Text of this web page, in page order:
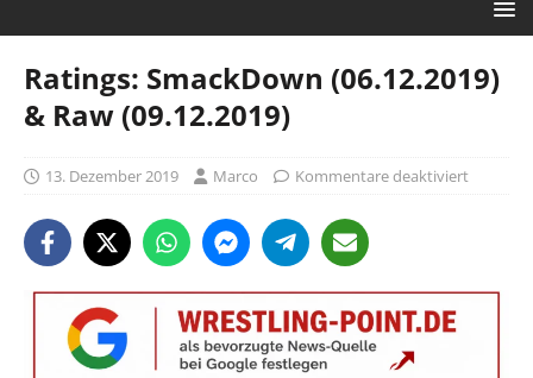
Ratings: SmackDown (06.12.2019)
& Raw (09.12.2019)
13. Dezember 2019 Marco Kommentare deaktiviert